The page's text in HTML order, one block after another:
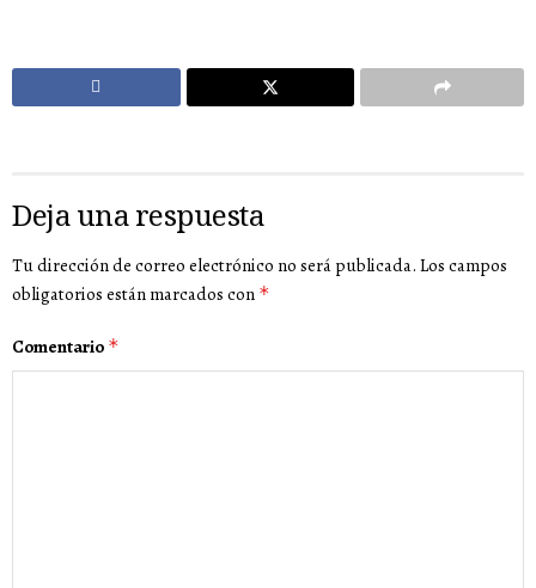
Deja una respuesta
Tu dirección de correo electrónico no será publicada. Los campos
obligatorios están marcados con *
Comentario *